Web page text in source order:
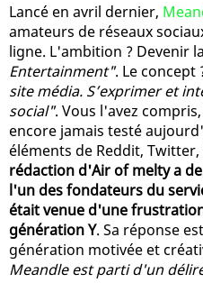
Lancé en avril dernier,
amateurs de réseaux
ligne. L'ambition ? Devenir
Entertainment". Le concept
site média. S’exprimer et
social". Vous l'avez
encore jamais testé
éléments de Reddit,
rédaction d'Air of melty a
l'un des fondateurs du
était venue d'une
génération Y. Sa réponse
génération motivée et
Meandle est parti d'un